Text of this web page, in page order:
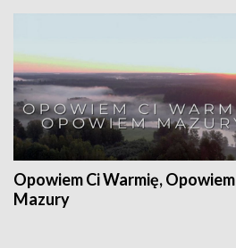
Opowiem Ci Warmię, Opowiem
Mazury